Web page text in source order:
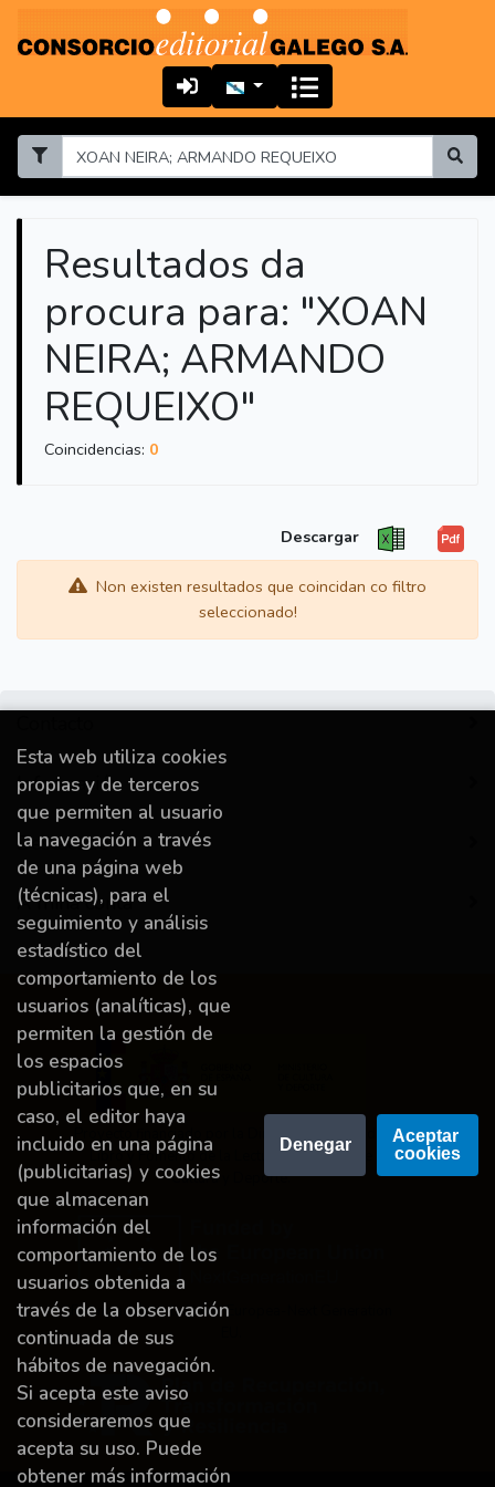
Resultados da
procura para: "XOAN
NEIRA; ARMANDO
REQUEIXO"
Coincidencias: 0
Descargar
Non existen resultados que coincidan co filtro
seleccionado!
Información
Destacado
A miña conta
Proyecto financiado por la Dirección General del
Libro y Fomento de la Lectura, Ministerio de
Cultura y Deporte.
Financiado por la Unión Europea-Next Generation
Esta web utiliza cookies
propias y de terceros
que permiten al usuario
la navegación a través
de una página web
(técnicas), para el
seguimiento y análisis
estadístico del
comportamiento de los
usuarios (analíticas), que
permiten la gestión de
los espacios
publicitarios que, en su
caso, el editor haya
incluido en una página
(publicitarias) y cookies
que almacenan
información del
comportamiento de los
usuarios obtenida a
través de la observación
continuada de sus
hábitos de navegación.
Si acepta este aviso
consideraremos que
acepta su uso. Puede
obtener más información
Denegar
Aceptar
cookies